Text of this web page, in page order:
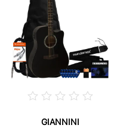
GIANNINI